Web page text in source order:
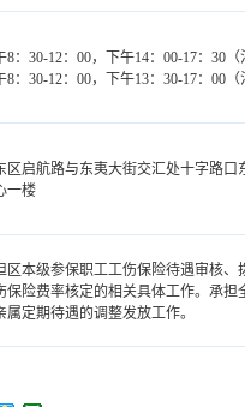
8：30-12：00，下午14：00-17：30（
8：30-12：00，下午13：30-17：00（
区启航路与东夷大街交汇处十字路口
一楼
区本级参保职工工伤保险待遇审核、
保险费率核定的相关具体工作。承担
属定期待遇的调整发放工作。